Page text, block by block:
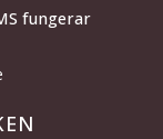
fungerar